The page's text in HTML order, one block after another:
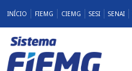
INÍCIO FIEMG CIEMG SESI SENAI